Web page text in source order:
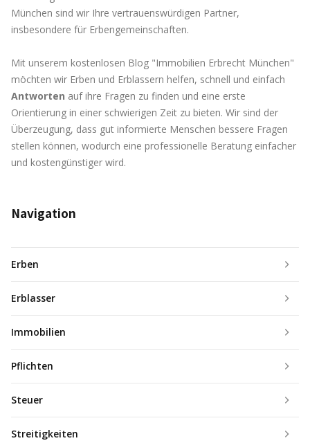
München sind wir Ihre vertrauenswürdigen Partner,
insbesondere für Erbengemeinschaften.
Mit unserem kostenlosen Blog "Immobilien Erbrecht München"
möchten wir Erben und Erblassern helfen, schnell und einfach
Antworten auf ihre Fragen zu finden und eine erste
Orientierung in einer schwierigen Zeit zu bieten. Wir sind der
Überzeugung, dass gut informierte Menschen bessere Fragen
stellen können, wodurch eine professionelle Beratung einfacher
und kostengünstiger wird.
Navigation
Erben
Erblasser
Immobilien
Pflichten
Steuer
Streitigkeiten